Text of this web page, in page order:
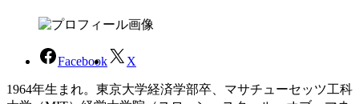
Facebook X
1964年生まれ。東京大学経済学部卒、マサチューセッツ工科